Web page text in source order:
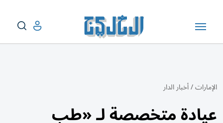
الإمارات/أخبار الدار
عيادة متخصصة لـ «طب